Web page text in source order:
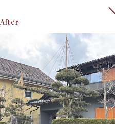
After